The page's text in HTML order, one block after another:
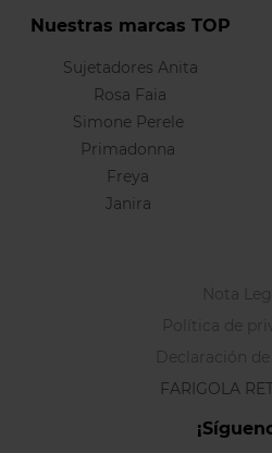
Nuestras marcas TOP
Sujetadores Anita
Rosa Faia
Simone Perele
Primadonna
Freya
Janira
Nota
Política de
Declaración de
FARIGOLA